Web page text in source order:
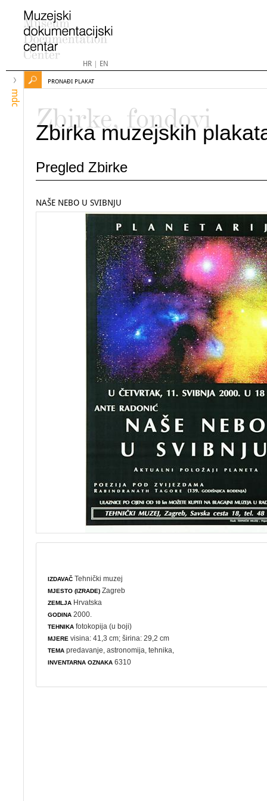
HR| EN
mdc
PRONAĐI PLAKAT
Zbirke, fondovi
Zbirka muzejskih
Pregled Zbirke
NAŠE NEBO U SVIBNJU
IZDAVAČ Tehnički muzej
MJESTO (IZRADE) Zagreb
ZEMLJA Hrvatska
GODINA 2000.
TEHNIKA fotokopija (u boji)
MJERE visina: 41,3 cm; širina: 29,2 cm
TEMA predavanje ,astronomija ,tehnika
INVENTARNA OZNAKA 6310